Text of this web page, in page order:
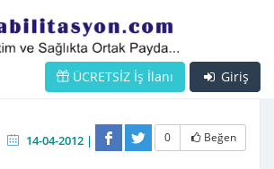
Giriş
ÜCRETSİZ İş İlanı
14-04-2012 | 0 Beğen